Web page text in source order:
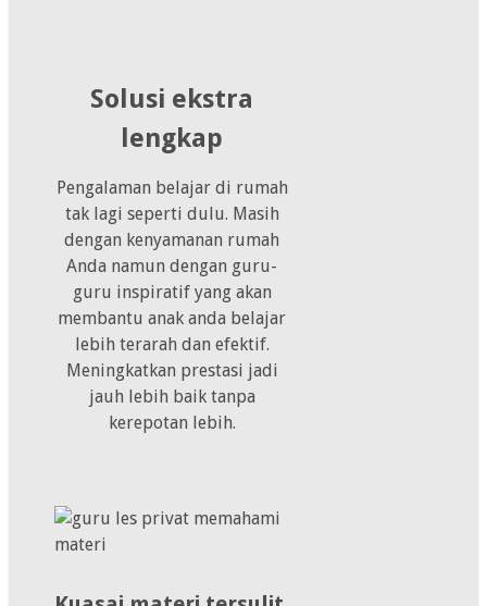
Solusi ekstra
lengkap
Pengalaman belajar di rumah
tak lagi seperti dulu. Masih
dengan kenyamanan rumah
Anda namun dengan guru-
guru inspiratif yang akan
membantu anak anda belajar
lebih terarah dan efektif.
Meningkatkan prestasi jadi
jauh lebih baik tanpa
kerepotan lebih.